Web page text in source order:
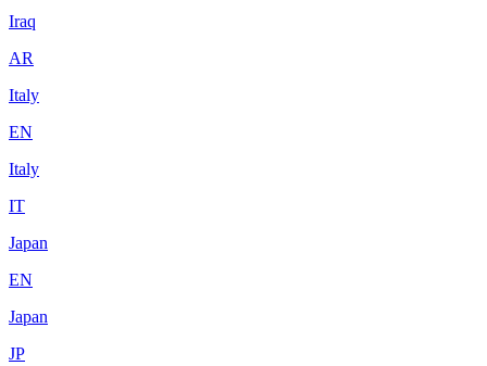
Iraq
AR
Italy
EN
Italy
IT
Japan
EN
Japan
JP